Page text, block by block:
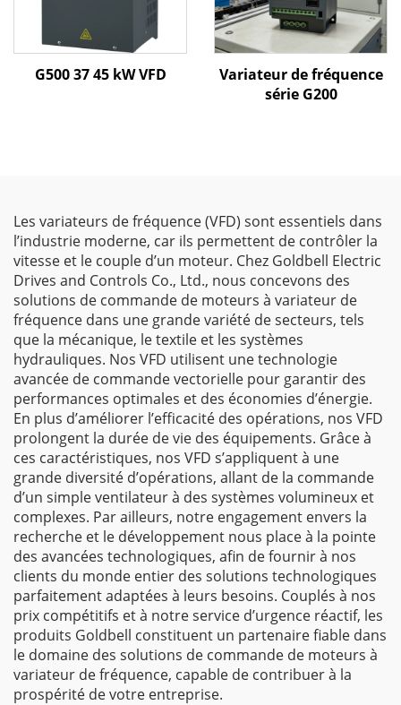
G500 37 45 kW VFD
Variateur de fréquence
série G200
Les variateurs de fréquence (VFD) sont essentiels dans
l’industrie moderne, car ils permettent de contrôler la
vitesse et le couple d’un moteur. Chez Goldbell Electric
Drives and Controls Co., Ltd., nous concevons des
solutions de commande de moteurs à variateur de
fréquence dans une grande variété de secteurs, tels
que la mécanique, le textile et les systèmes
hydrauliques. Nos VFD utilisent une technologie
avancée de commande vectorielle pour garantir des
performances optimales et des économies d’énergie.
En plus d’améliorer l’efficacité des opérations, nos VFD
prolongent la durée de vie des équipements. Grâce à
ces caractéristiques, nos VFD s’appliquent à une
grande diversité d’opérations, allant de la commande
d’un simple ventilateur à des systèmes volumineux et
complexes. Par ailleurs, notre engagement envers la
recherche et le développement nous place à la pointe
des avancées technologiques, afin de fournir à nos
clients du monde entier des solutions technologiques
parfaitement adaptées à leurs besoins. Couplés à nos
prix compétitifs et à notre service d’urgence réactif, les
produits Goldbell constituent un partenaire fiable dans
le domaine des solutions de commande de moteurs à
variateur de fréquence, capable de contribuer à la
prospérité de votre entreprise.